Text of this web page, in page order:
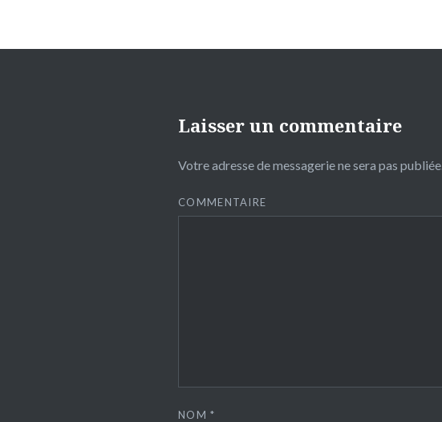
Laisser un commentaire
Votre adresse de messagerie ne sera pas publiée.
COMMENTAIRE
NOM*